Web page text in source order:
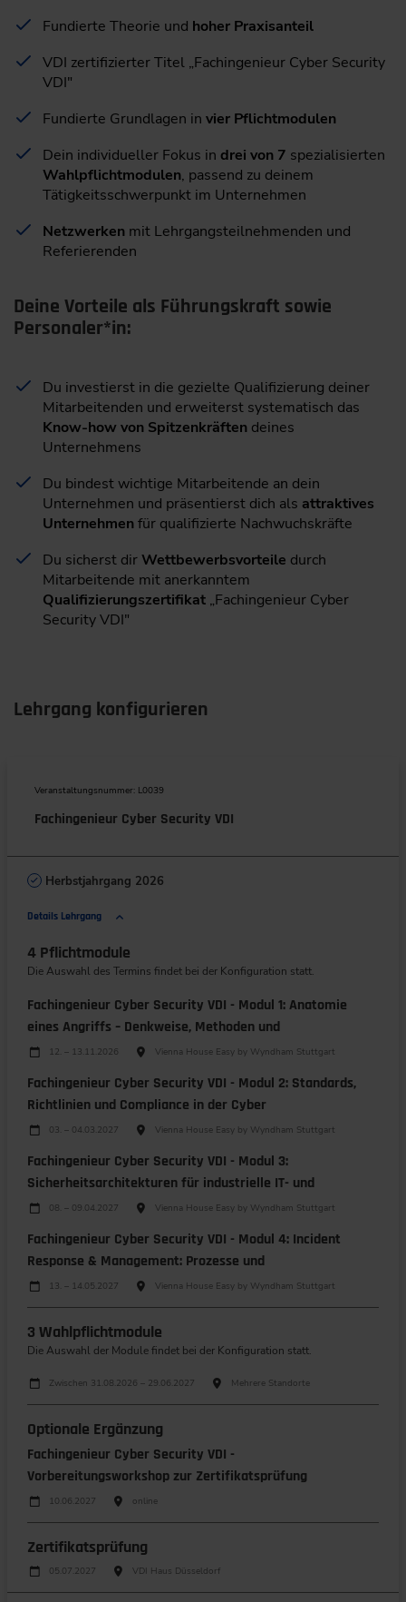
Fundierte Theorie und hoher Praxisanteil
VDI zertifizierter Titel „Fachingenieur Cyber Security
VDI"
Fundierte Grundlagen in vier Pflichtmodulen
Dein individueller Fokus in drei von 7 spezialisierten
Wahlpflichtmodulen, passend zu deinem
Tätigkeitsschwerpunkt im Unternehmen
Netzwerken mit Lehrgangsteilnehmenden und
Referierenden
Deine Vorteile als Führungskraft sowie
Personaler*in:
Du investierst in die gezielte Qualifizierung deiner
Mitarbeitenden und erweiterst systematisch das
Know-how von Spitzenkräften deines
Unternehmens
Du bindest wichtige Mitarbeitende an dein
Unternehmen und präsentierst dich als attraktives
Unternehmenfür qualifizierte Nachwuchskräfte
Du sicherst dirWettbewerbsvorteile durch
Mitarbeitende mit anerkanntem
Qualifizierungszertifikat „Fachingenieur Cyber
Security VDI"
Lehrgang konfigurieren
Veranstaltungsnummer: L0039
Fachingenieur Cyber Security VDI
Herbstjahrgang 2026
Details Lehrgang
4 Pflichtmodule
Die Auswahl des Termins findet bei der Konfiguration statt.
Fachingenieur Cyber Security VDI - Modul 1: Anatomie
eines Angriffs – Denkweise, Methoden und
Durchführungen
Veranstaltungsdatum Veranstaltungsort
12. – 13.11.2026 Vienna House Easy by Wyndham Stuttgart
Fachingenieur Cyber Security VDI - Modul 2: Standards,
Richtlinien und Compliance in der Cyber
Durchführungen
Veranstaltungsdatum Veranstaltungsort
03. – 04.03.2027 Vienna House Easy by Wyndham Stuttgart
Fachingenieur Cyber Security VDI - Modul 3:
Sicherheitsarchitekturen für industrielle IT- und
Durchführungen
Veranstaltungsdatum Veranstaltungsort
08. – 09.04.2027 Vienna House Easy by Wyndham Stuttgart
Fachingenieur Cyber Security VDI - Modul 4: Incident
Response & Management: Prozesse und
Durchführungen
Veranstaltungsdatum Veranstaltungsort
13. – 14.05.2027 Vienna House Easy by Wyndham Stuttgart
3 Wahlpflichtmodule
Die Auswahl der Module findet bei der Konfiguration statt.
Durchführungen
Veranstaltungsdatum Veranstaltungsort
Zwischen 31.08.2026 – 29.06.2027 Mehrere Standorte
Optionale Ergänzung
Fachingenieur Cyber Security VDI -
Vorbereitungsworkshop zur Zertifikatsprüfung
Durchführungen
Veranstaltungsdatum Veranstaltungsort
10.06.2027 online
Zertifikatsprüfung
Durchführungen
Veranstaltungsdatum Veranstaltungsort
05.07.2027 VDI Haus Düsseldorf